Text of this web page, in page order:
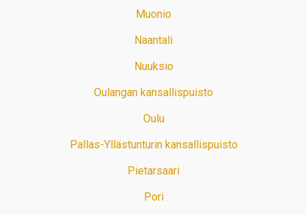
Muonio
Naantali
Nuuksio
Oulangan kansallispuisto
Oulu
Pallas-Yllästunturin kansallispuisto
Pietarsaari
Pori